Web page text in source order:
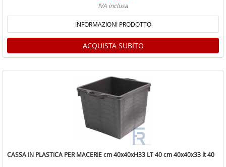
IVA inclusa
INFORMAZIONI PRODOTTO
ACQUISTA SUBITO
CASSA IN PLASTICA PER MACERIE cm 40x40xH33 LT 40 cm 40x40x33 lt 40